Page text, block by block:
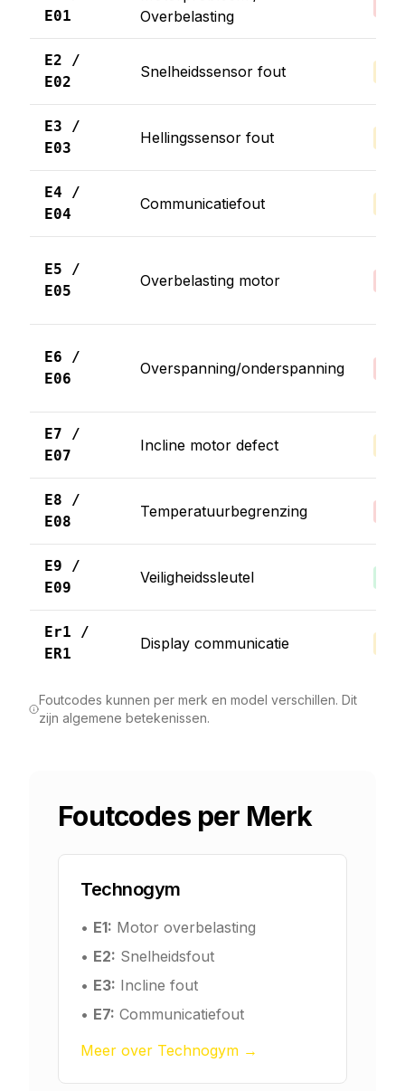
E01
Overbelasting
E2 /
E02
Snelheidssensor fout
E3 /
E03
Hellingssensor fout
E4 /
E04
Communicatiefout
E5 /
E05
Overbelasting motor
E6 /
E06
Overspanning/onderspanning
E7 /
E07
Incline motor defect
E8 /
E08
Temperatuurbegrenzing
E9 /
E09
Veiligheidssleutel
Er1 /
ER1
Display communicatie
Foutcodes kunnen per merk en model verschillen. Dit
zijn algemene betekenissen.
Foutcodes per Merk
Technogym
• E1: Motor overbelasting
• E2: Snelheidsfout
• E3: Incline fout
• E7: Communicatiefout
Meer over Technogym →